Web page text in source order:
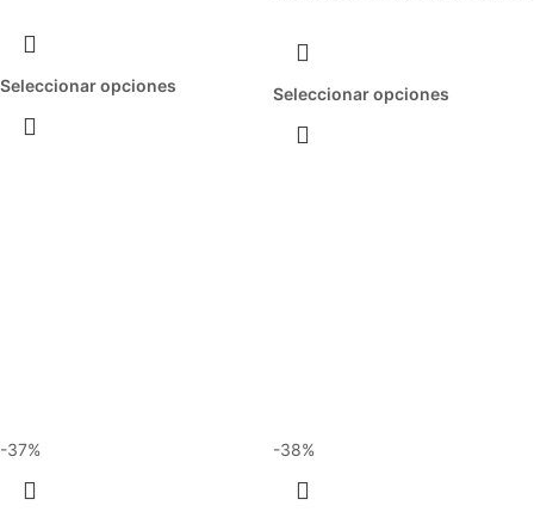
Seleccionar opciones Seleccionar opciones
-37% -38%